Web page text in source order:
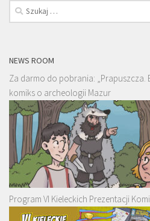
Szukaj:
NEWS ROOM
Za darmo do pobrania: „Prapuszcza.
komiks o archeologii Mazur
Program VI Kieleckich Prezentacji